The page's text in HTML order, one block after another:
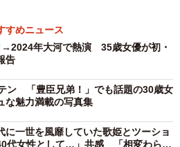
すめニュース
→2024年大河で熱演 35歳女優が初・
告
ン 「豊臣兄弟！」でも話題の30歳女
魅力満載の写真集
に一世を風靡していた歌姫とツーショ
代女性として…」共感 「相変わらず